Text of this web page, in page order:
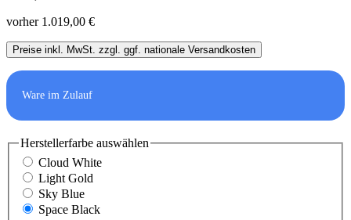
vorher 1.019,00 €
Preise inkl. MwSt. zzgl. ggf. nationale Versandkosten
Ware im Zulauf
Herstellerfarbe auswählen
Cloud White
Light Gold
Sky Blue
Space Black